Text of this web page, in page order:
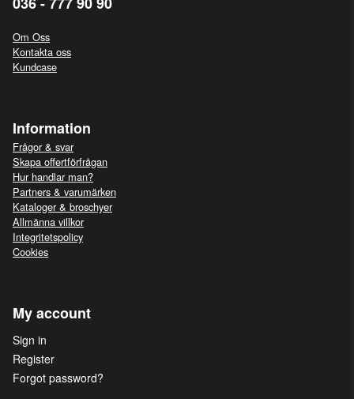
Om Oss
Kontakta oss
Kundcase
Information
Frågor & svar
Skapa offertförfrågan
Hur handlar man?
Partners & varumärken
Kataloger & broschyer
Allmänna villkor
Integritetspolicy
Cookies
My account
Sign in
Register
Forgot password?